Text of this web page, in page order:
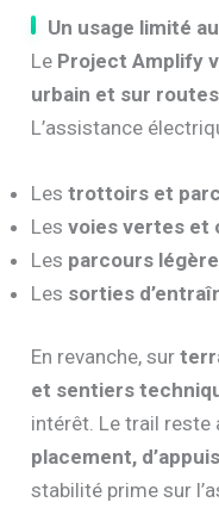
Un usage limité
Le Project Amplify
urbain et sur routes
L’assistance
Lestrottoirs et
Lesvoies vertes et
Les parcours
Les sorties
En revanche, sur
et sentiers
intérêt. Le trail reste
placement,
stabilité prime sur